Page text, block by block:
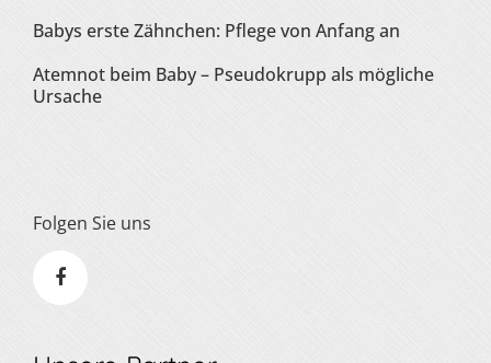
Babys erste Zähnchen: Pflege von Anfang an
Atemnot beim Baby – Pseudokrupp als mögliche
Ursache
Folgen Sie uns